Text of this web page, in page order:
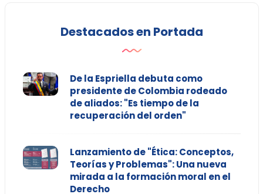
Destacados en Portada
De la Espriella debuta como
presidente de Colombia rodeado
de aliados: "Es tiempo de la
recuperación del orden"
Lanzamiento de "Ética: Conceptos,
Teorías y Problemas": Una nueva
mirada a la formación moral en el
Derecho